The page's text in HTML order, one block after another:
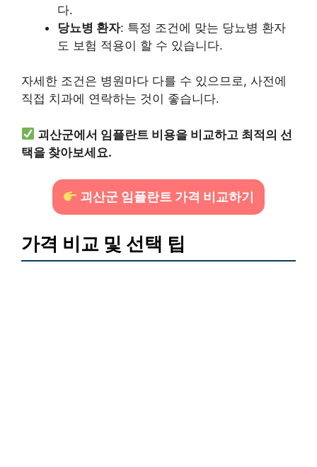
다.
당뇨병 환자: 특정 조건에 맞는 당뇨병 환자
도 보험 적용이 할 수 있습니다.
자세한 조건은 병원마다 다를 수 있으므로, 사전에
직접 치과에 연락하는 것이 좋습니다.
괴산군에서 임플란트 비용을 비교하고 최적의 선
택을 찾아보세요.
괴산군 임플란트 가격 비교하기
가격 비교 및 선택 팁